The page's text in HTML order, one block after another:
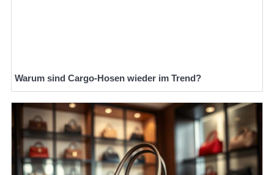
Warum sind Cargo-Hosen wieder im Trend?